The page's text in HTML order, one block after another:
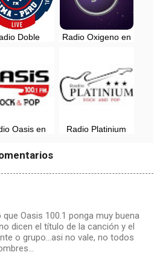
Doble
Radio Oxigeno en
Oasis en
Radio Platinium
Oasis 100.1 ponga muy buena
dicen el título de la canción y el
o grupo...asi no vale, no todos